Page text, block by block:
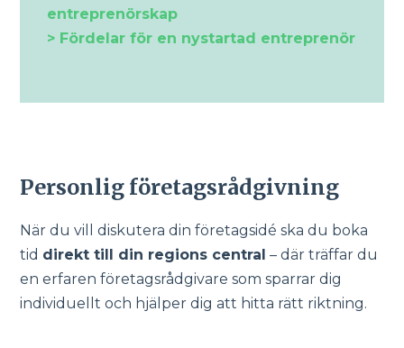
entreprenörskap
> Fördelar för en nystartad entreprenör
Personlig företagsrådgivning
När du vill diskutera din företagsidé ska du boka
tid direkt till din regions central – där träffar du
en erfaren företagsrådgivare som sparrar dig
individuellt och hjälper dig att hitta rätt riktning.